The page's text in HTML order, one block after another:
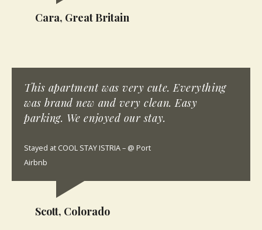
Cara, Great Britain
This apartment was very cute. Everything
was brand new and very clean. Easy
parking. We enjoyed our stay.
Stayed at COOL STAY ISTRIA – @ Port
Airbnb
Scott, Colorado